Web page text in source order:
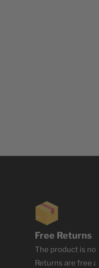
Free Returns
The product is
Returns are free